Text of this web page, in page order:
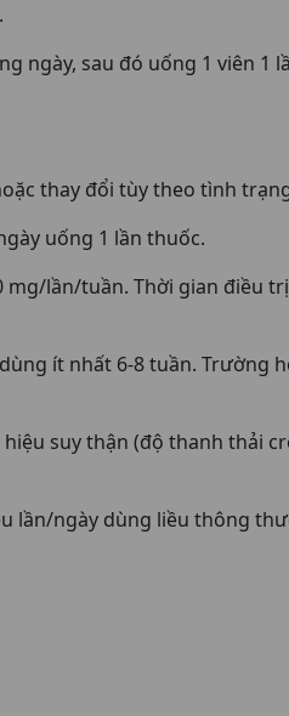
ngày, sau đó uống 1 viên 1
thay đổi tùy theo tình
uống 1 lần thuốc.
mg/lần/tuần. Thời gian điều
ít nhất 6-8 tuần. Trường
suy thận (độ thanh thải
lần/ngày dùng liều thông